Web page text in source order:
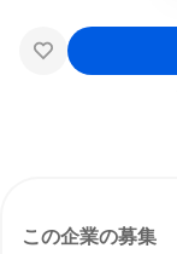
この企業の募集